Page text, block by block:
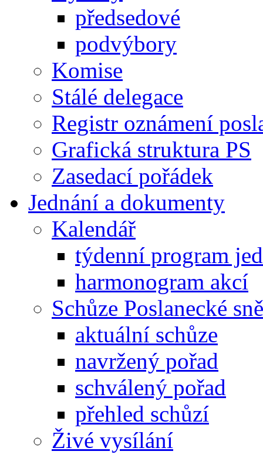
předsedové
podvýbory
Komise
Stálé delegace
Registr oznámení
Grafická struktura PS
Zasedací pořádek
Jednání a dokumenty
Kalendář
týdenní program
harmonogram akcí
Schůze Poslanecké
aktuální schůze
navržený pořad
schválený pořad
přehled schůzí
Živé vysílání